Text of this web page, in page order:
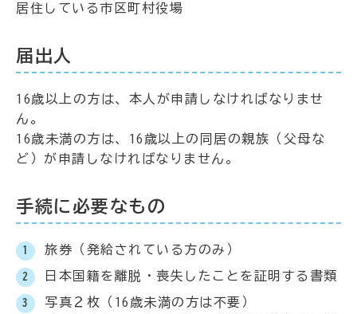
居住している市区町村役場
届出人
16歳以上の方は、本人が申請しなければなりませ
ん。
16歳未満の方は、16歳以上の同居の親族（父母な
ど）が申請しなければなりません。
手続に必要なもの
旅券（発給されている方のみ）
日本国籍を離脱・喪失したことを証明する書類
写真２枚（16歳未満の方は不要）